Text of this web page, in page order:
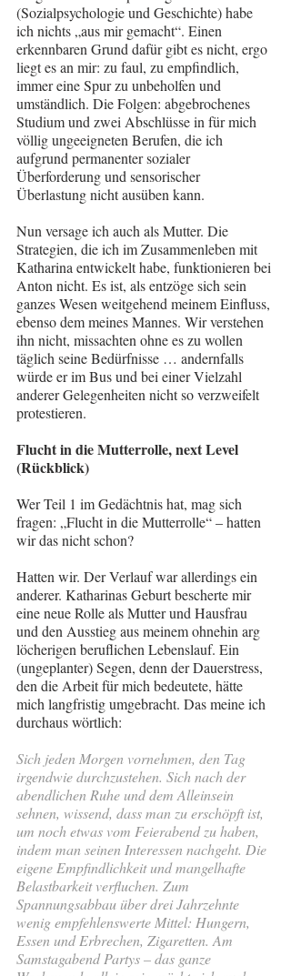
(Sozialpsychologie und Geschichte) habe
ich nichts „aus mir gemacht“. Einen
erkennbaren Grund dafür gibt es nicht, ergo
liegt es an mir: zu faul, zu empfindlich,
immer eine Spur zu unbeholfen und
umständlich. Die Folgen: abgebrochenes
Studium und zwei Abschlüsse in für mich
völlig ungeeigneten Berufen, die ich
aufgrund permanenter sozialer
Überforderung und sensorischer
Überlastung nicht ausüben kann.
Nun versage ich auch als Mutter. Die
Strategien, die ich im Zusammenleben mit
Katharina entwickelt habe, funktionieren bei
Anton nicht. Es ist, als entzöge sich sein
ganzes Wesen weitgehend meinem Einfluss,
ebenso dem meines Mannes. Wir verstehen
ihn nicht, missachten ohne es zu wollen
täglich seine Bedürfnisse … andernfalls
würde er im Bus und bei einer Vielzahl
anderer Gelegenheiten nicht so verzweifelt
protestieren.
Flucht in die Mutterrolle, next Level
(Rückblick)
Wer Teil 1 im Gedächtnis hat, mag sich
fragen: „Flucht in die Mutterrolle“ – hatten
wir das nicht schon?
Hatten wir. Der Verlauf war allerdings ein
anderer. Katharinas Geburt bescherte mir
eine neue Rolle als Mutter und Hausfrau
und den Ausstieg aus meinem ohnehin arg
löcherigen beruflichen Lebenslauf. Ein
(ungeplanter) Segen, denn der Dauerstress,
den die Arbeit für mich bedeutete, hätte
mich langfristig umgebracht. Das meine ich
durchaus wörtlich:
Sich jeden Morgen vornehmen, den Tag
irgendwie durchzustehen. Sich nach der
abendlichen Ruhe und dem Alleinsein
sehnen, wissend, dass man zu erschöpft ist,
um noch etwas vom Feierabend zu haben,
indem man seinen Interessen nachgeht. Die
eigene Empfindlichkeit und mangelhafte
Belastbarkeit verfluchen. Zum
Spannungsabbau über drei Jahrzehnte
wenig empfehlenswerte Mittel: Hungern,
Essen und Erbrechen, Zigaretten. Am
Samstagabend Partys – das ganze